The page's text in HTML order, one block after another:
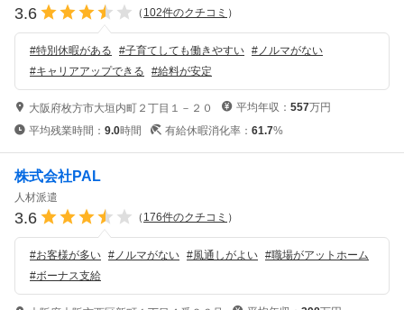
3.6 （ 102件のクチコミ ）
#特別休暇がある #子育てしても働きやすい #ノルマがない
#キャリアアップできる #給料が安定
大阪府枚方市大垣内町２丁目１－２０ 平均年収： 557万円
平均残業時間： 9.0時間 有給休暇消化率： 61.7%
株式会社PAL
人材派遣
3.6 （ 176件のクチコミ ）
#お客様が多い #ノルマがない #風通しがよい #職場がアットホーム
#ボーナス支給